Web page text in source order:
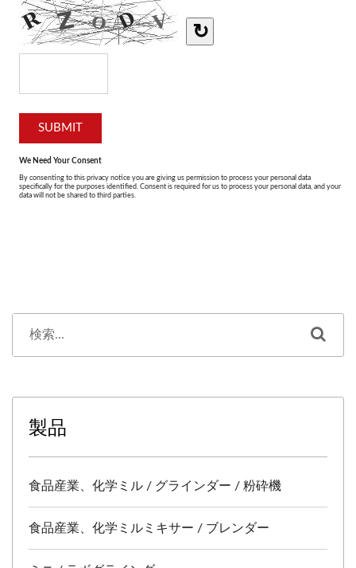
製品
食品産業、化学ミル / グラインダー / 粉砕機
食品産業、化学ミルミキサー / ブレンダー